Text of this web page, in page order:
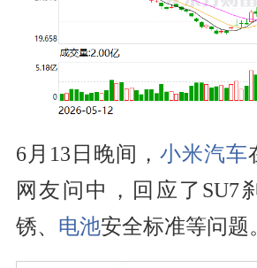
6月13日晚间， 小米汽车
网友问中，回应了SU7
锈、 电池安全标准等问题